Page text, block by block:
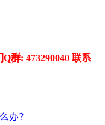
群: 473290040 联系
办？